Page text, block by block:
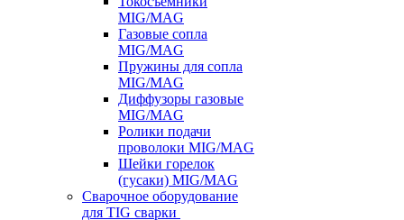
MIG/MAG
Газовые сопла
MIG/MAG
Пружины для сопла
MIG/MAG
Диффузоры газовые
MIG/MAG
Ролики подачи
проволоки MIG/MAG
Шейки горелок
(гусаки) MIG/MAG
Сварочное оборудование
для TIG сварки